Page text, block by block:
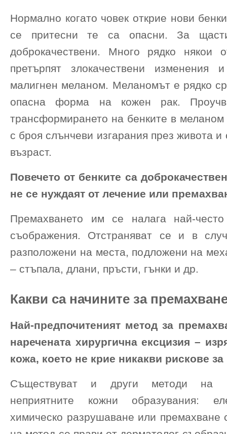
Нормално когато човек открие нови
се притесни те са опасни. За
доброкачествени. Много рядко някои
претърпят злокачествени
малигнен меланом. Меланомът е рядко
опасна форма на кожен рак.
трансформирането на бенките в меланом
с броя слънчеви изгарания през живота и
възраст.
Повечето от бенките са
не се нуждаят от лечение или
Премахването им се налага най-често
съображения. Отстраняват се и в
разположени на места, подложени на
– стъпала, длани, пръсти, гънки и др.
Какви са начините за
Най-предпочитеният метод за
наречената хирургична ексцизия –
кожа, което не крие никакви рискове за
Съществуват и други методи на
неприятните кожни образувания:
химическо разрушаване или премахване